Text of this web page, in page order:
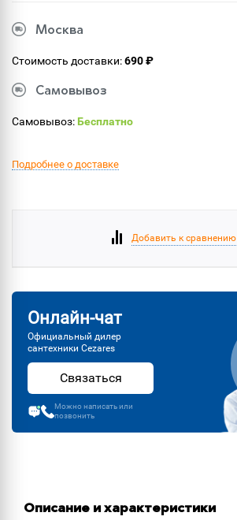
Москва
Стоимость доставки:690 ₽
Самовывоз
Самовывоз:Бесплатно
Подробнее о доставке
Добавить к сравнению
Онлайн-чат
Официальный дилер
сантехники Cezares
Связаться
Можно написать или
позвонить
Описание и характеристики